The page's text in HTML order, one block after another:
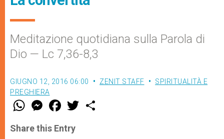
Meditazione quotidiana sulla Parola di
Dio — Lc 7,36-8,3
GIUGNO 12, 2016 06:00 ZENIT STAFF
SPIRITUALITÀ E
PREGHIERA
W
t
s
M
e
s
e
F
a
e
b
w
Share this Entry